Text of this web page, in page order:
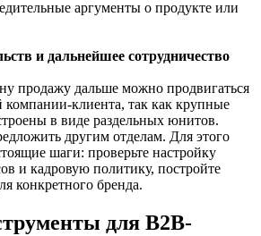
аргументы о продукте или
и дальнейшее сотрудничество
продажу дальше можно продвигаться
компании-клиента, так как крупные
в виде раздельных юнитов.
другим отделам. Для этого
шаги: проверьте настройку
и кадровую политику, постройте
конкретного бренда.
для B2B-